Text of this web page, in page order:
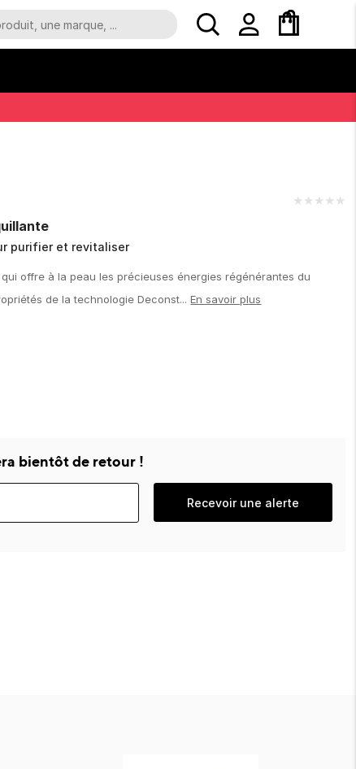
purifier et revitaliser
★ ★ ★ ★ ★
offre à la peau les précieuses énergies régénérantes du
de la technologie Deconst... En savoir plus
bientôt de retour !
Recevoir une alerte